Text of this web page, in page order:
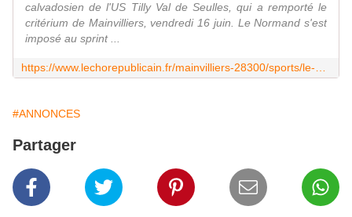
calvadosien de l'US Tilly Val de Seulles, qui a remporté le
critérium de Mainvilliers, vendredi 16 juin. Le Normand s'est
imposé au sprint ...
#ANNONCES
Partager